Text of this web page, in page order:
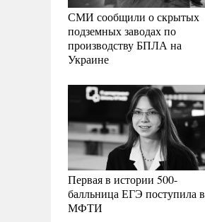
СМИ сообщили о скрытых
подземных заводах по
производству БПЛА на
Украине
Первая в истории 500-
балльница ЕГЭ поступила в
МФТИ